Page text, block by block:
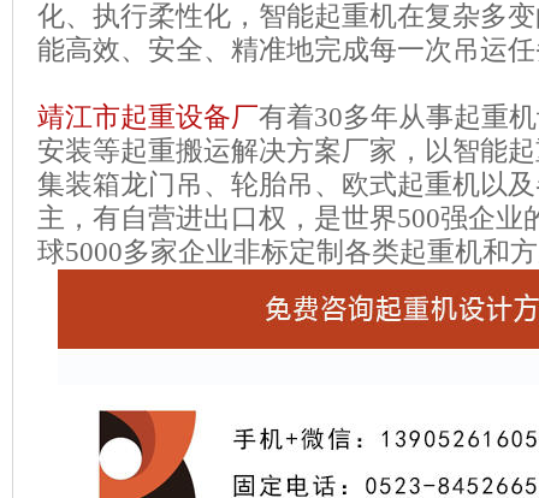
化、执行柔性化，智能起重机在复杂多
能高效、安全、精准地完成每一次吊运
靖江市起重设备厂有着30多年从事起重
安装等起重搬运解决方案厂家，以智能
集装箱龙门吊、轮胎吊、欧式起重机以
主，有自营进出口权，是世界500强企业
球5000多家企业非标定制各类起重机和